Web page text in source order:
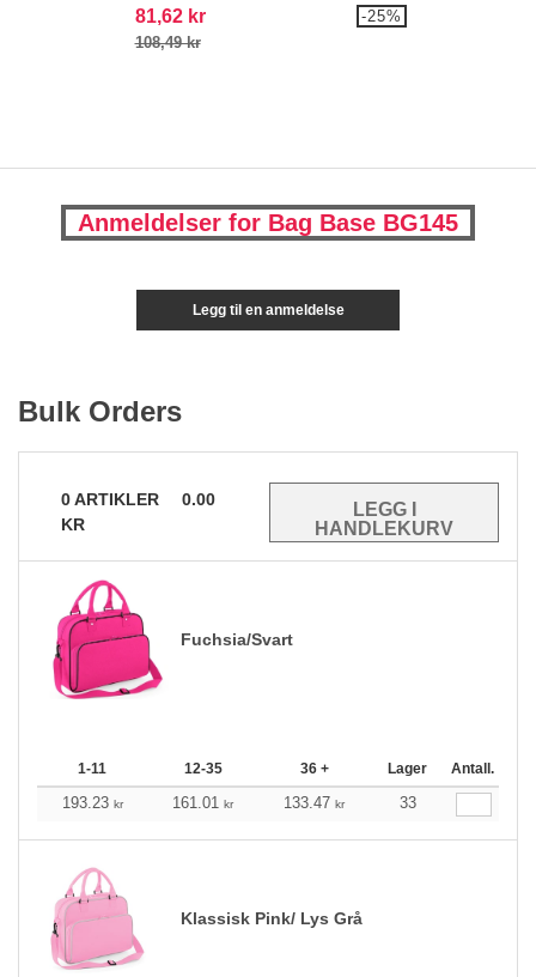
81,62 kr
108,49 kr
-25%
Anmeldelser for Bag Base BG145
Legg til en anmeldelse
Bulk Orders
0ARTIKLER
0.00
KR
Fuchsia/Svart
1-11 12-35 36 + Lager Antall.
193.23 kr 161.01 kr 133.47 kr 33
Klassisk Pink/ Lys Grå